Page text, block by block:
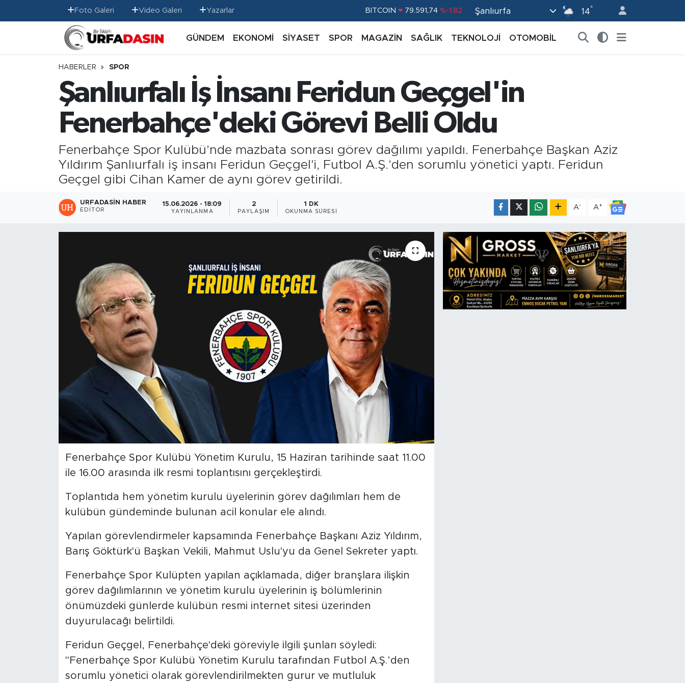
Foto Galeri Video Galeri Yazarlar
45,43620
EURO 53,38690 %0.19
BİST100 14.598,00 %0
Şanlıurfa 14°
GÜNDEM EKONOMİ SİYASET SPOR MAGAZİN SAĞLIK TEKNOLOJİ OTOMOBİL
HABERLER SPOR
Şanlıurfalı İş İnsanı Feridun Geçgel'in
Fenerbahçe'deki Görevi Belli Oldu
Fenerbahçe Spor Kulübü’nde mazbata sonrası görev dağılımı yapıldı. Fenerbahçe Başkan Aziz
Yıldırım Şanlıurfalı iş insanı Feridun Geçgel'i, Futbol A.Ş.’den sorumlu yönetici yaptı. Feridun
Geçgel gibi Cihan Kamer de aynı görev getirildi.
URFADASIN HABER
EDITÖR
15.06.2026 - 18:09
YAYINLANMA
2
PAYLAŞIM
1 DK
OKUNMA SÜRESI
A- A+
Fenerbahçe Spor Kulübü Yönetim Kurulu, 15 Haziran tarihinde saat 11.00
ile 16.00 arasında ilk resmi toplantısını gerçekleştirdi.
Toplantıda hem yönetim kurulu üyelerinin görev dağılımları hem de
kulübün gündeminde bulunan acil konular ele alındı.
Yapılan görevlendirmeler kapsamında Fenerbahçe Başkanı Aziz Yıldırım,
Barış Göktürk'ü Başkan Vekili, Mahmut Uslu'yu da Genel Sekreter yaptı.
Fenerbahçe Spor Kulüpten yapılan açıklamada, diğer branşlara ilişkin
görev dağılımlarının ve yönetim kurulu üyelerinin iş bölümlerinin
önümüzdeki günlerde kulübün resmi internet sitesi üzerinden
duyurulacağı belirtildi.
Feridun Geçgel, Fenerbahçe'deki göreviyle ilgili şunları söyledi:
"Fenerbahçe Spor Kulübü Yönetim Kurulu tarafından Futbol A.Ş.’den
sorumlu yönetici olarak görevlendirilmekten gurur ve mutluluk
GÜNDEM
EKONOMİ
SİYASET
SAĞLIK
Gizlilik ve Güvenlik Politikası
İletişim
Nöbetçi Eczaneler
Hava Durumu
Namaz Vakitleri
Trafik Durumu
Tüm Manşetler